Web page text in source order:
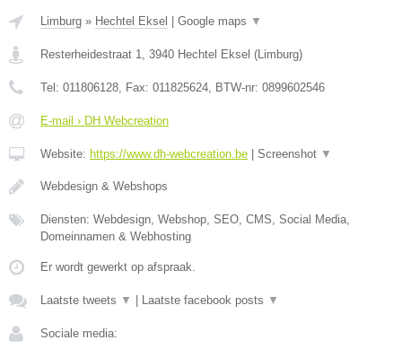
Limburg » Hechtel Eksel Google maps ▼
Resterheidestraat 1, 3940 Hechtel Eksel (Limburg)
Tel: 011806128, Fax: 011825624, BTW-nr: 0899602546
E-mail › DH Webcreation
Website: https://www.dh-webcreation.be Screenshot ▼
Webdesign & Webshops
Diensten: Webdesign, Webshop, SEO, CMS, Social Media,
Domeinnamen & Webhosting
Er wordt gewerkt op afspraak.
Laatste tweets ▼ Laatste facebook posts ▼
Sociale media: